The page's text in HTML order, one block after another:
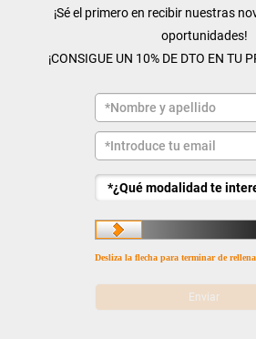
¡Sé el primero en recibir nuestras
oportunidades!
¡CONSIGUE UN 10% DE DTO EN TU
Desliza la flecha para terminar de